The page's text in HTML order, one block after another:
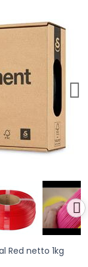
Red netto 1kg